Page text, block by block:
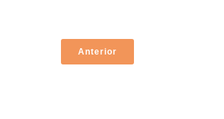
Anterior